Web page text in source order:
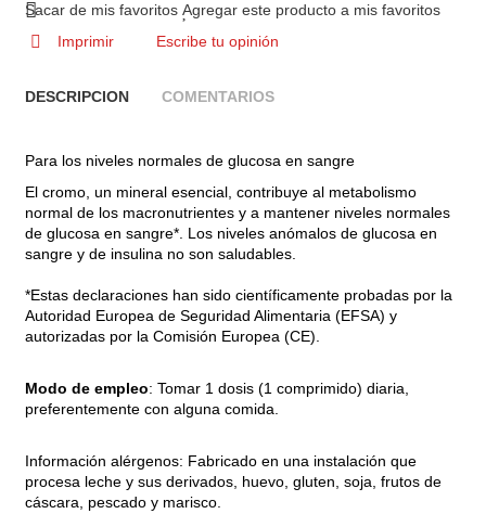
Sacar de mis favoritos Agregar este producto a mis favoritos
Imprimir
Escribe tu opinión
DESCRIPCION COMENTARIOS
Para los niveles normales de glucosa en sangre
El cromo, un mineral esencial, contribuye al metabolismo
normal de los macronutrientes y a mantener niveles normales
de glucosa en sangre*. Los niveles anómalos de glucosa en
sangre y de insulina no son saludables.
*Estas declaraciones han sido científicamente probadas por la
Autoridad Europea de Seguridad Alimentaria (EFSA) y
autorizadas por la Comisión Europea (CE).
Modo de empleo: Tomar 1 dosis (1 comprimido) diaria,
preferentemente con alguna comida.
Información alérgenos: Fabricado en una instalación que
procesa leche y sus derivados, huevo, gluten, soja, frutos de
cáscara, pescado y marisco.